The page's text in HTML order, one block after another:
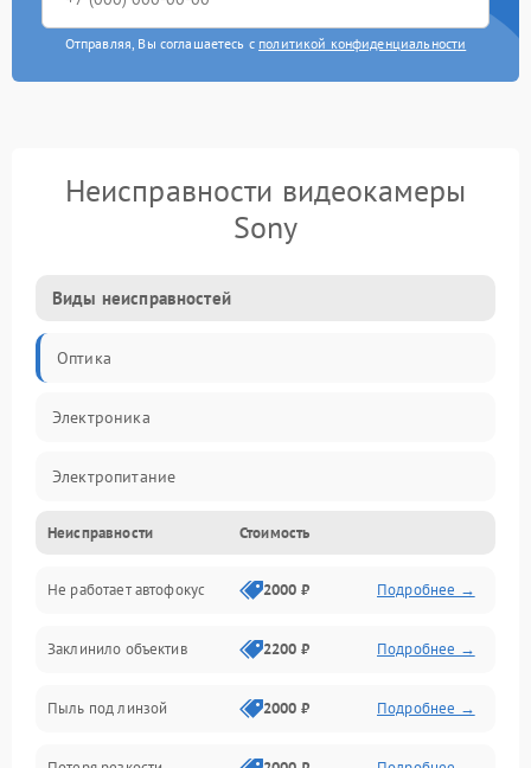
Отправляя, Вы соглашаетесь с политикой конфиденциальности
Неисправности видеокамеры
Sony
Виды неисправностей
Оптика
Электроника
Электропитание
Видео
Хранение данных
Программное обеспечение
Механические повреждения
Неисправности Стоимость
Не работает автофокус 2000 ₽ Подробнее →
Заклинило объектив 2200 ₽ Подробнее →
Пыль под линзой 2000 ₽ Подробнее →